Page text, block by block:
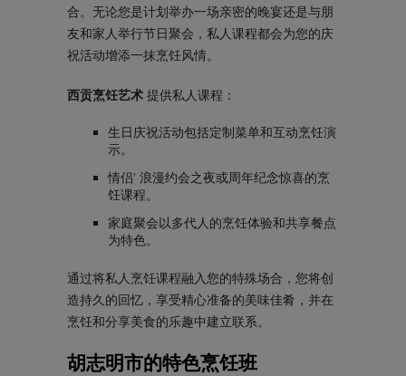
合。无论您是计划举办一场亲密的晚宴还是与朋
友和家人举行节日聚会，私人课程都会为您的庆
祝活动增添一抹烹饪风情。
西贡烹饪艺术 提供私人课程：
生日庆祝活动包括定制菜单和互动烹饪演
示。
情侣’ 浪漫约会之夜或周年纪念惊喜的烹
饪课程。
家庭聚会以多代人的烹饪体验和共享餐点
为特色。
通过将私人烹饪课程融入您的特殊场合，您将创
造持久的回忆，享受精心准备的美味佳肴，并在
烹饪和分享美食的乐趣中建立联系。
胡志明市的特色烹饪班